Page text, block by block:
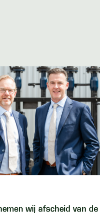
wij afscheid van de